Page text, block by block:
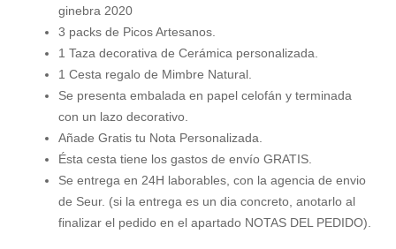
ginebra 2020
3 packs de Picos Artesanos.
1 Taza decorativa de Cerámica personalizada.
1 Cesta regalo de Mimbre Natural.
Se presenta embalada en papel celofán y terminada
con un lazo decorativo.
Añade Gratis tu Nota Personalizada.
Ésta cesta tiene los gastos de envío GRATIS.
Se entrega en 24H laborables, con la agencia de envio
de Seur. (si la entrega es un dia concreto, anotarlo al
finalizar el pedido en el apartado NOTAS DEL PEDIDO).